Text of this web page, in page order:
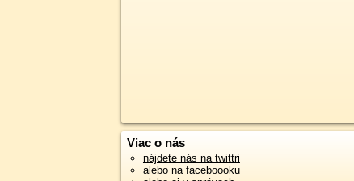
Viac o nás
nájdete nás na twittri
alebo na faceboooku